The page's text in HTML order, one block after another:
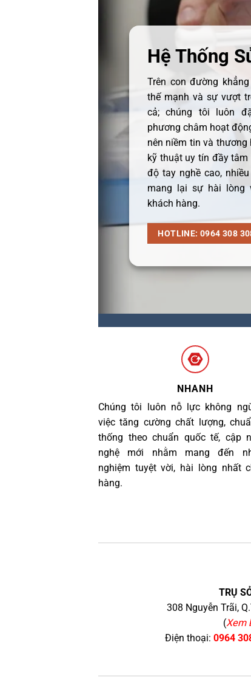
Hệ Thống
Trên con đường
thế mạnh và sự vượt
cả; chúng tôi luôn
phương châm hoạt
nên niềm tin và thương
kỹ thuật uy tín đầy tâm
độ tay nghề cao,
mang lại sự hài lòng
khách hàng.
HOTLINE: 0964 308
NHANH
Chúng tôi luôn nỗ lực không
việc tăng cường chất lượng,
thống theo chuẩn quốc tế, cập
nghệ mới nhằm mang đến
nghiệm tuyệt vời, hài lòng nhất
hàng.
TRỤ
308 Nguyễn Trãi,
(Xem
Điện thoại: 0964